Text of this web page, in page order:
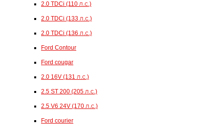
2.0 TDCi (110 л.с.)
2.0 TDCi (133 л.с.)
2.0 TDCi (136 л.с.)
Ford Contour
Ford cougar
2.0 16V (131 л.с.)
2.5 ST 200 (205 л.с.)
2.5 V6 24V (170 л.с.)
Ford courier